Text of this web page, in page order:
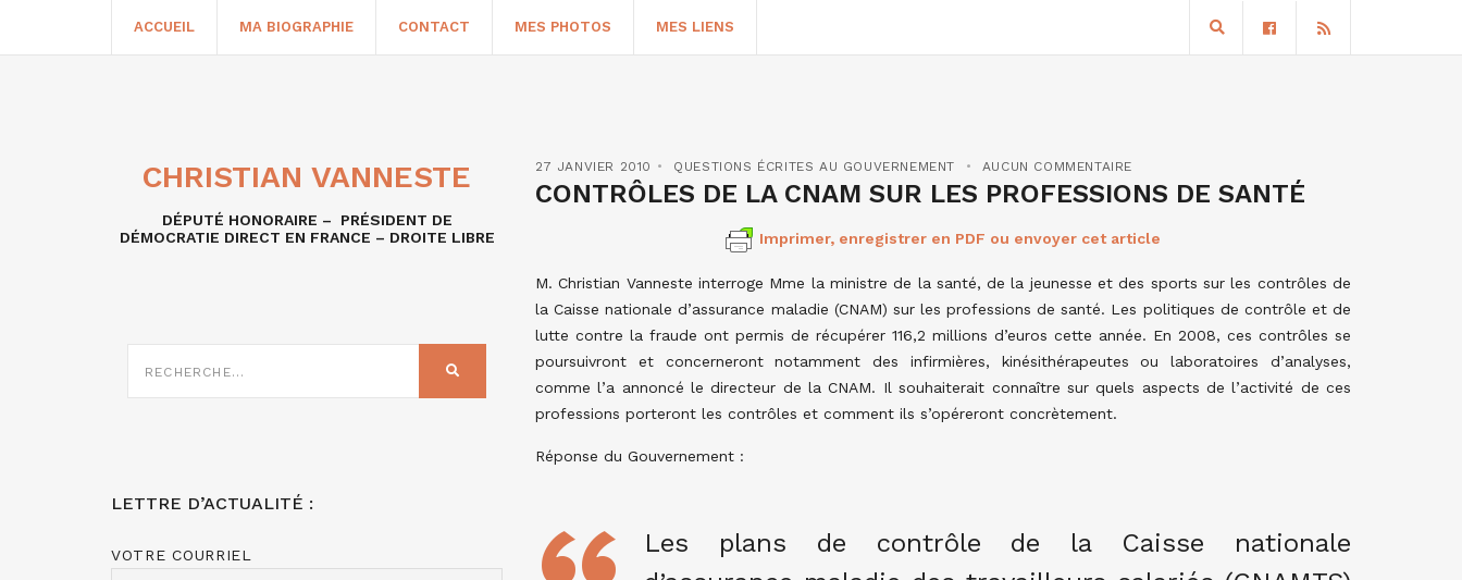
ACCUEIL MA BIOGRAPHIE CONTACT MES PHOTOS MES LIENS
27 JANVIER 2010 QUESTIONS ÉCRITES AU GOUVERNEMENT AUCUN COMMENTAIRE
CONTRÔLES DE LA CNAM SUR LES PROFESSIONS DE SANTÉ
Imprimer, enregistrer en PDF ou envoyer cet article
M. Christian Vanneste interroge Mme la ministre de la santé, de la jeunesse et des sports sur les contrôles de
la Caisse nationale d’assurance maladie (CNAM) sur les professions de santé. Les politiques de contrôle et de
lutte contre la fraude ont permis de récupérer 116,2 millions d’euros cette année. En 2008, ces contrôles se
poursuivront et concerneront notamment des infirmières, kinésithérapeutes ou laboratoires d’analyses,
comme l’a annoncé le directeur de la CNAM. Il souhaiterait connaître sur quels aspects de l’activité de ces
professions porteront les contrôles et comment ils s’opéreront concrètement.
Réponse du Gouvernement :
Les plans de contrôle de la Caisse nationale
CHRISTIAN VANNESTE
DÉPUTÉ HONORAIRE – PRÉSIDENT DE
DÉMOCRATIE DIRECT EN FRANCE – DROITE LIBRE
SUR
RECHERCHER
LETTRE D’ACTUALITÉ :
VOTRE COURRIEL